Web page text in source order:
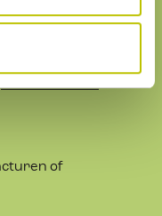
klantenserviceis
of